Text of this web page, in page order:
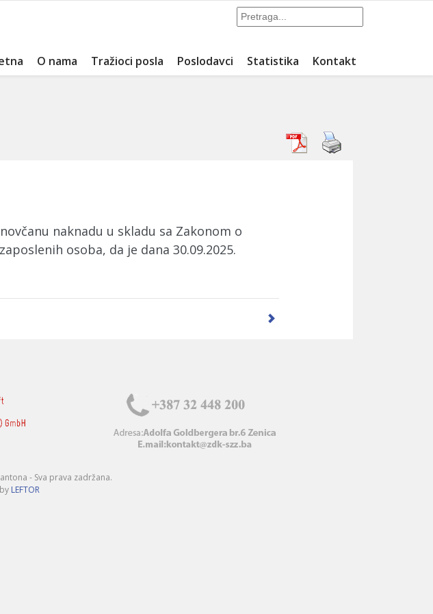
O nama Tražioci posla Poslodavci Statistika Kontakt
naknadu u skladu sa Zakonom o
osoba, da je dana 30.09.2025.
- Sva prava zadržana.
LEFTOR